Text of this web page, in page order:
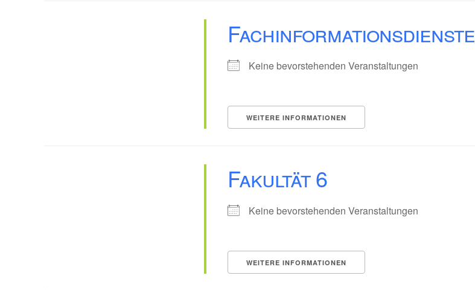
Fachinformationsdienste
Keine bevorstehenden Veranstaltungen
WEITERE INFORMATIONEN
Fakultät 6
Keine bevorstehenden Veranstaltungen
WEITERE INFORMATIONEN